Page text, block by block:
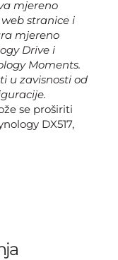
mjereno
stranice i
mjereno
Drive i
Moments.
u zavisnosti od
se proširiti
DX517,